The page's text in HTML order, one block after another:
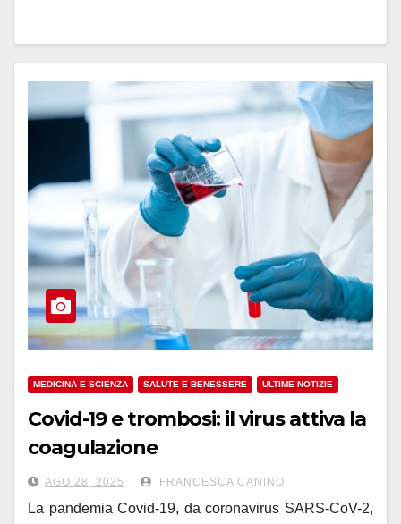
MEDICINA E SCIENZA SALUTE E BENESSERE ULTIME NOTIZIE
Covid-19 e trombosi: il virus attiva la
coagulazione
AGO 28, 2025 FRANCESCA CANINO
La pandemia Covid-19, da coronavirus SARS-CoV-2,